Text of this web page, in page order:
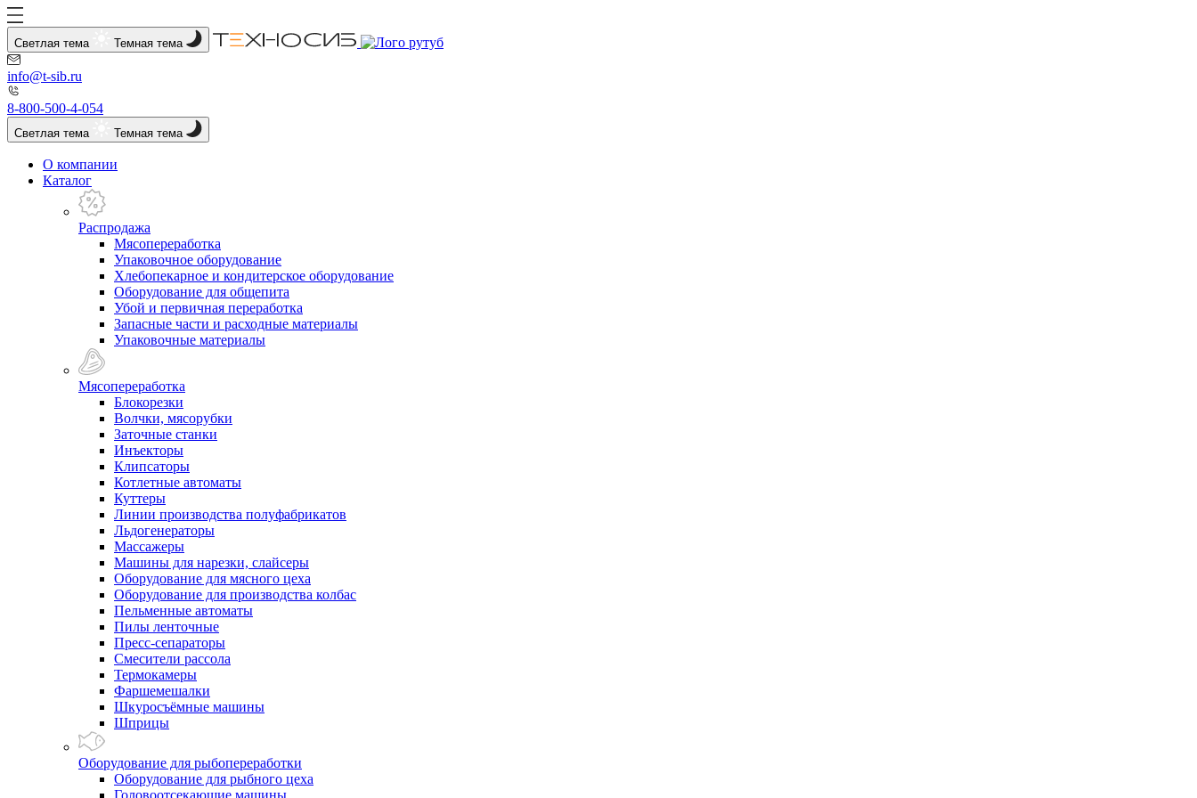
Светлая тема Темная тема
info@t-sib.ru
8-800-500-4-054
Светлая тема Темная тема
О компании
Каталог
Распродажа
Мясопереработка
Упаковочное оборудование
Хлебопекарное и кондитерское оборудование
Оборудование для общепита
Убой и первичная переработка
Запасные части и расходные материалы
Упаковочные материалы
Мясопереработка
Блокорезки
Волчки, мясорубки
Заточные станки
Инъекторы
Клипсаторы
Котлетные автоматы
Куттеры
Линии производства полуфабрикатов
Льдогенераторы
Массажеры
Машины для нарезки, слайсеры
Оборудование для мясного цеха
Оборудование для производства колбас
Пельменные автоматы
Пилы ленточные
Пресс-сепараторы
Смесители рассола
Термокамеры
Фаршемешалки
Шкуросъёмные машины
Шприцы
Оборудование для рыбопереработки
Оборудование для рыбного цеха
Головоотсекающие машины